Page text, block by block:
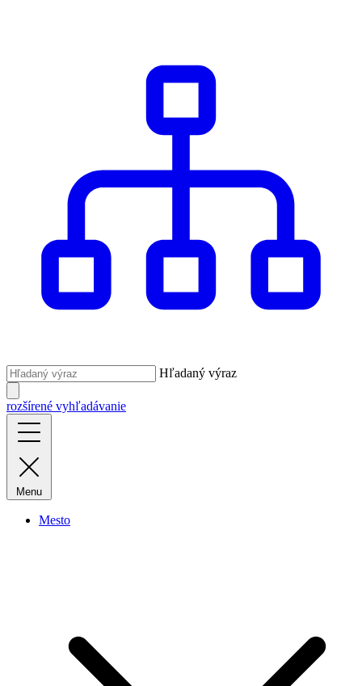
Hľadaný výraz
rozšírené vyhľadávanie
Menu
Mesto